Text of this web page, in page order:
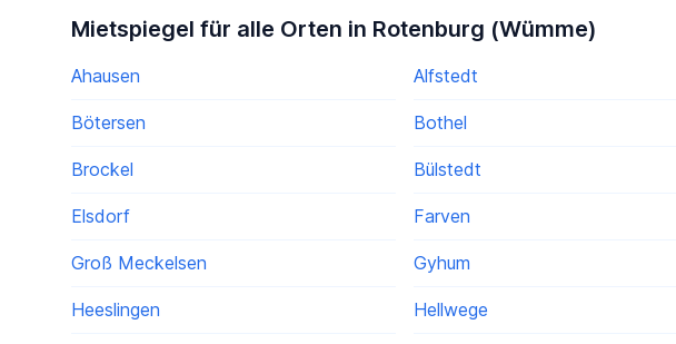
Mietspiegel für alle Orten in Rotenburg (Wümme)
Ahausen Alfstedt
Bötersen Bothel
Brockel Bülstedt
Elsdorf Farven
Groß Meckelsen Gyhum
Heeslingen Hellwege